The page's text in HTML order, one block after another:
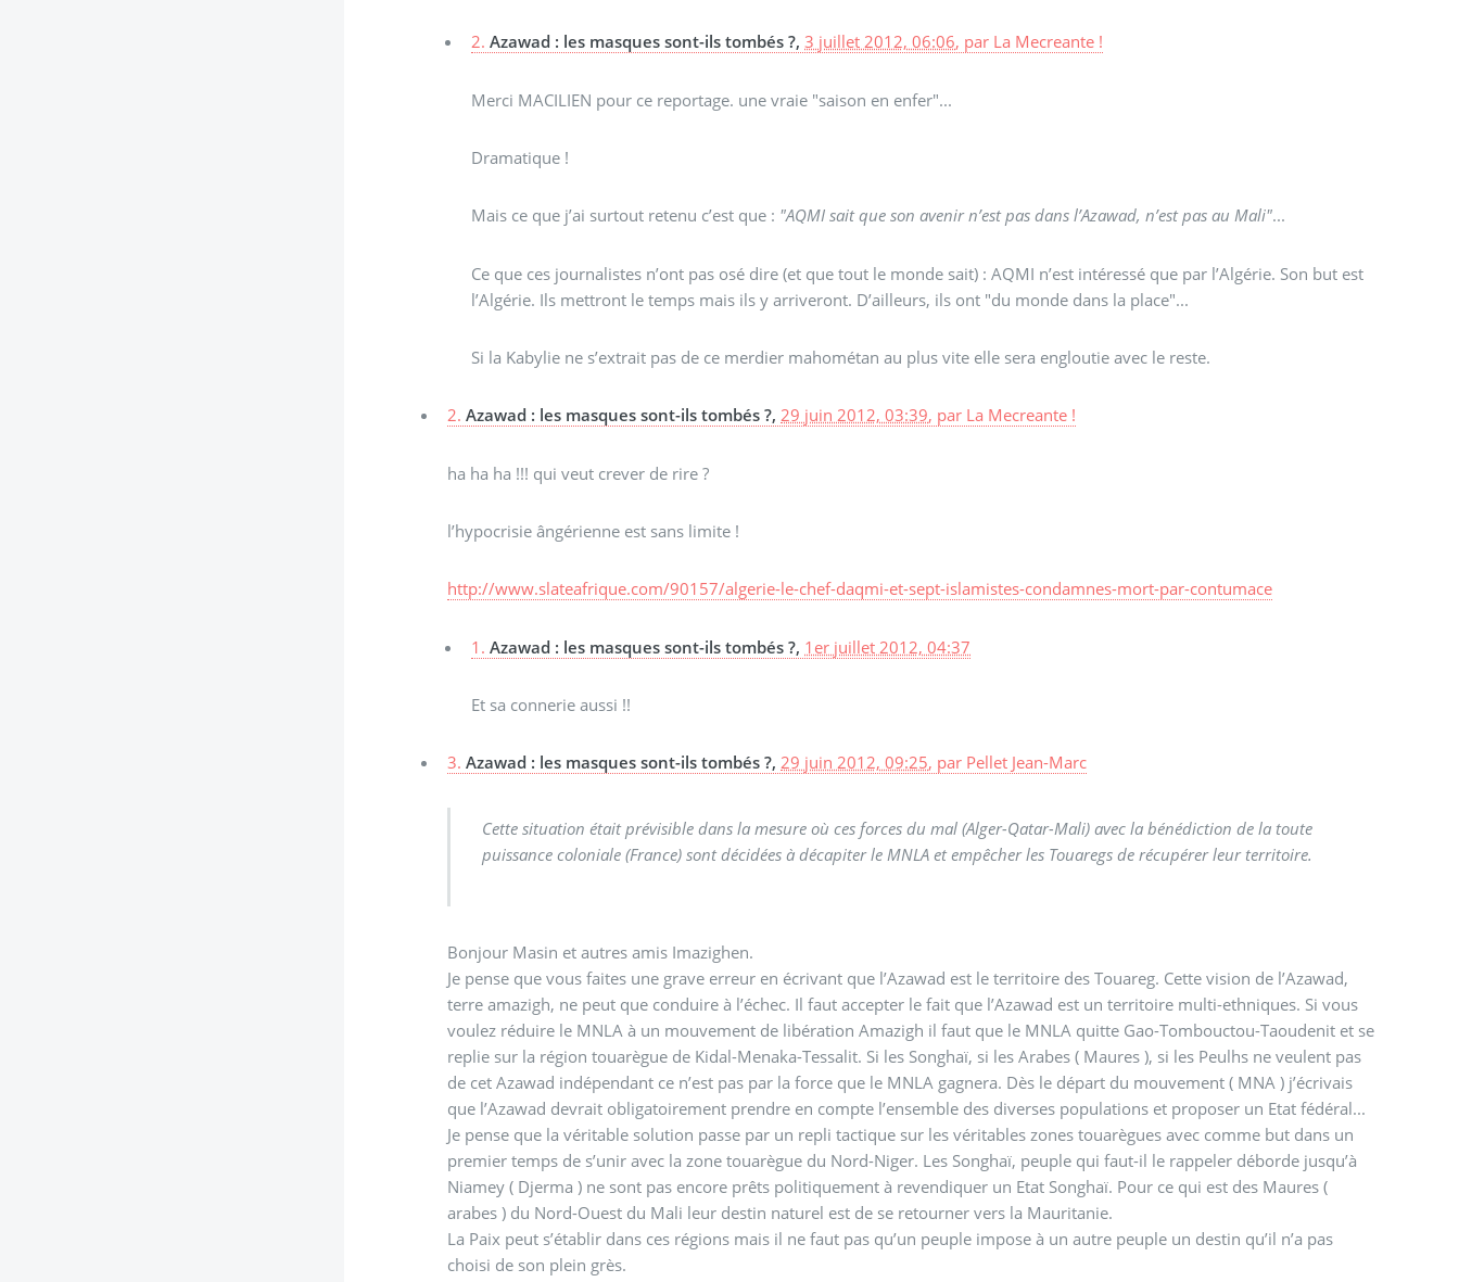
2. Azawad : les masques sont-ils tombés ?,3 juillet 2012, 06:06, par La Mecreante !
Merci MACILIEN pour ce reportage. une vraie "saison en enfer"...
Dramatique !
Mais ce que j’ai surtout retenu c’est que : "AQMI sait que son avenir n’est pas dans l’Azawad, n’est pas au Mali"...
Ce que ces journalistes n’ont pas osé dire (et que tout le monde sait) : AQMI n’est intéressé que par l’Algérie. Son but est
l’Algérie. Ils mettront le temps mais ils y arriveront. D’ailleurs, ils ont "du monde dans la place"...
Si la Kabylie ne s’extrait pas de ce merdier mahométan au plus vite elle sera engloutie avec le reste.
2. Azawad : les masques sont-ils tombés ?,29 juin 2012, 03:39, par La Mecreante !
ha ha ha !!! qui veut crever de rire ?
l’hypocrisie ângérienne est sans limite !
http://www.slateafrique.com/90157/algerie-le-chef-daqmi-et-sept-islamistes-condamnes-mort-par-contumace
1. Azawad : les masques sont-ils tombés ?, 1er juillet 2012, 04:37
Et sa connerie aussi !!
3. Azawad : les masques sont-ils tombés ?,29 juin 2012, 09:25, par Pellet Jean-Marc
Cette situation était prévisible dans la mesure où ces forces du mal (Alger-Qatar-Mali) avec la bénédiction de la toute
puissance coloniale (France) sont décidées à décapiter le MNLA et empêcher les Touaregs de récupérer leur territoire.
Bonjour Masin et autres amis Imazighen.
Je pense que vous faites une grave erreur en écrivant que l’Azawad est le territoire des Touareg. Cette vision de l’Azawad,
terre amazigh, ne peut que conduire à l’échec. Il faut accepter le fait que l’Azawad est un territoire multi-ethniques. Si vous
voulez réduire le MNLA à un mouvement de libération Amazigh il faut que le MNLA quitte Gao-Tombouctou-Taoudenit et se
replie sur la région touarègue de Kidal-Menaka-Tessalit. Si les Songhaï, si les Arabes ( Maures ), si les Peulhs ne veulent pas
de cet Azawad indépendant ce n’est pas par la force que le MNLA gagnera. Dès le départ du mouvement ( MNA ) j’écrivais
que l’Azawad devrait obligatoirement prendre en compte l’ensemble des diverses populations et proposer un Etat fédéral...
Je pense que la véritable solution passe par un repli tactique sur les véritables zones touarègues avec comme but dans un
premier temps de s’unir avec la zone touarègue du Nord-Niger. Les Songhaï, peuple qui faut-il le rappeler déborde jusqu’à
Niamey ( Djerma ) ne sont pas encore prêts politiquement à revendiquer un Etat Songhaï. Pour ce qui est des Maures (
arabes ) du Nord-Ouest du Mali leur destin naturel est de se retourner vers la Mauritanie.
La Paix peut s’établir dans ces régions mais il ne faut pas qu’un peuple impose à un autre peuple un destin qu’il n’a pas
choisi de son plein grès.